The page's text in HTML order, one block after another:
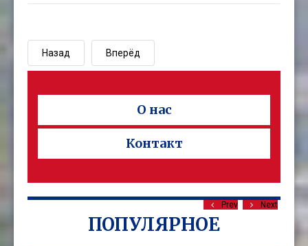
Назад Вперёд
О нас
Контакт
ПОПУЛЯРНОЕ
Prev Next